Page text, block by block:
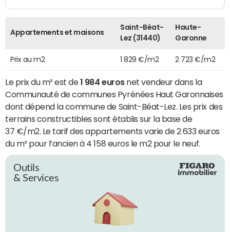
Appartements et maisons
Saint-Béat-
Lez (31440)
Haute-
Garonne
Prix au m2 1 829 €/m2 2 723 €/m2
Le prix du m² est de1 984 eurosnet vendeur dans la
Communauté de communes Pyrénées Haut Garonnaises
dont dépend la commune de Saint-Béat-Lez. Les prix des
terrains constructibles sont établis sur la base de
37 €/m2. Le tarif des appartements varie de 2 633 euros
du m² pour l’ancien à 4 158 euros le m2 pour le neuf.
Outils
& Services